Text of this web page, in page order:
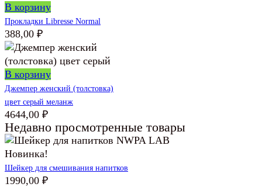
В корзину
Прокладки Libresse Normal
388,00 ₽
В корзину
Джемпер женский (толстовка)
цвет серый меланж
4644,00 ₽
Недавно просмотренные товары
Новинка!
Шейкер для смешивания напитков
1990,00 ₽